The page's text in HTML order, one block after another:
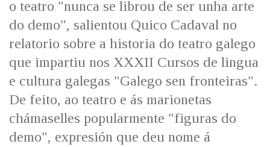
IDENTIDADE CORPORATIVA
MARCIAL DEL ADALID
CASA-MUSEO EMILIA PARDO
BAZÁN
PORTAL DAS PALABRAS
Facebook
TwitterYoutubeInstagram
Bluesky
o teatro "nunca se librou de ser unha arte
do demo", salientou Quico Cadaval no
relatorio sobre a historia do teatro galego
que impartiu nos XXXII Cursos de lingua
e cultura galegas "Galego sen fronteiras".
De feito, ao teatro e ás marionetas
chámaselles popularmente "figuras do
demo", expresión que deu nome á